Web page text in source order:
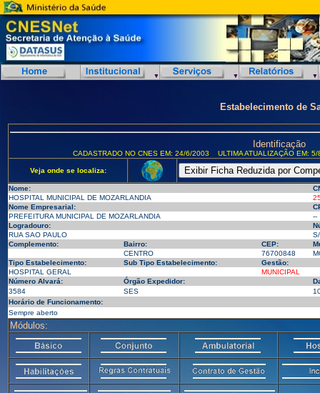
Estabelecimento de
Identificação
CADASTRADO NO CNES EM: 24/6/2003 ULTIMA ATUALIZAÇÃO EM:
Veja onde se localiza:
Nome:
HOSPITAL MUNICIPAL DE MOZARLANDIA
Nome Empresarial:
PREFEITURA MUNICIPAL DE MOZARLANDIA
--
Logradouro:
RUA SAO PAULO
Complemento:
Bairro: CEP:
CENTRO
76700848
Tipo Estabelecimento:
Sub Tipo Estabelecimento:
Gestão:
HOSPITAL GERAL
MUNICIPAL
Número Alvará:
Órgão Expedidor:
3584
SES
Horário de Funcionamento:
Sempre aberto
Módulos: